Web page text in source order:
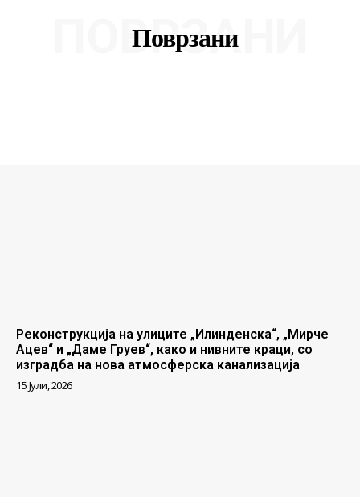
Поврзани
ПОВРЗАНИ
Реконструкција на улиците „Илинденска“, „Мирче
Ацев“ и „Даме Груев“, како и нивните краци, со
изградба на нова атмосферска канализација
15 Јули, 2026